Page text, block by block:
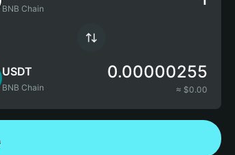
BNB Chain
USDT
BNB Chain
0.00000255
≈ $0.00